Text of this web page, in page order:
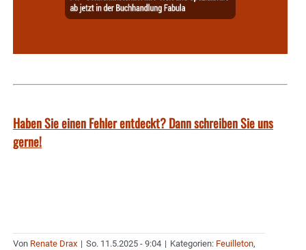
Haben Sie einen Fehler entdeckt? Dann schreiben Sie uns
gerne!
Von Renate Drax | So. 11.5.2025 - 9:04 | Kategorien: Feuilleton,